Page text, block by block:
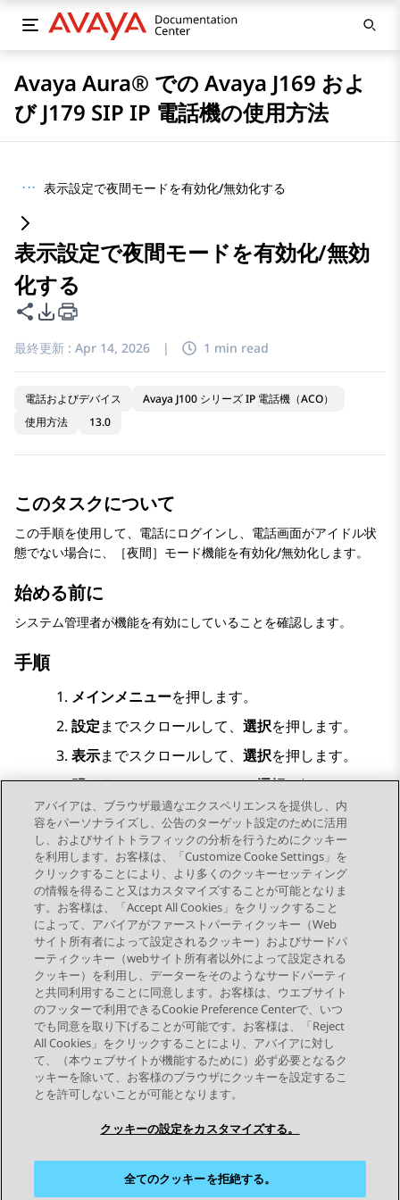
Avaya Aura® での Avaya J169 およ
び J179 SIP IP 電話機の使用方法
··· 表示設定で夜間モードを有効化/無効化する
表示設定で夜間モードを有効化/無効
化する
このページを共有
PDFエクスポートオプション
最終更新 : Apr 14, 2026 | 1 min read
電話およびデバイス
Avaya J100 シリーズ IP 電話機（ACO）
使用方法
13.0
このタスクについて
この手順を使用して、電話にログインし、電話画面がアイドル状
態でない場合に、［夜間］モード機能を有効化/無効化します。
始める前に
システム管理者が機能を有効にしていることを確認します。
手順
メインメニューを押します。
設定までスクロールして、 選択を押します。
表示までスクロールして、 選択を押します。
明るさまでスクロールして、選択を押します。
夜間モードまでスクロールして切り替えを押す
と、この機能が有効化/無効化されます。
Send Feedback
トピックナビゲーション
前のトピック 次のトピック
つながりを保つ
アバイアは、ブラウザ最適なエクスペリエンスを提供し、内
容をパーソナライズし、公告のターゲット設定のために活用
し、およびサイトトラフィックの分析を行うためにクッキー
を利用します。お客様は、「Customize Cooke Settings」を
クリックすることにより、より多くのクッキーセッティング
の情報を得ること又はカスタマイズすることが可能となりま
す。お客様は、「Accept All Cookies」をクリックすること
によって、アバイアがファーストパーティクッキー（Web
サイト所有者によって設定されるクッキー）およびサードパ
ーティクッキー（webサイト所有者以外によって設定される
クッキー）を利用し、データーをそのようなサードパーティ
と共同利用することに同意します。お客様は、ウエブサイト
のフッターで利用できるCookie Preference Centerで、いつ
でも同意を取り下げることが可能です。お客様は、「Reject
All Cookies」をクリックすることにより、アバイアに対し
て、（本ウェブサイトが機能するために）必ず必要となるク
ッキーを除いて、お客様のブラウザにクッキーを設定するこ
とを許可しないことが可能となります。
クッキーの設定をカスタマイズする。
全てのクッキーを拒絶する。